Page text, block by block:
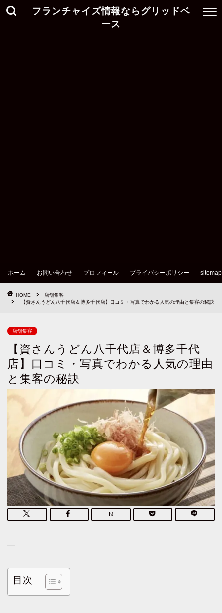
フランチャイズ情報ならグリッドベ
ース
ホーム お問い合わせ プロフィール プライバシーポリシー sitemap
HOME
店舗集客
【資さんうどん八千代店＆博多千代店】口コミ・写真でわかる人気の理由と集客の秘訣
店舗集客
【資さんうどん八千代店＆博多千代
店】口コミ・写真でわかる人気の理由
と集客の秘訣
—
目次